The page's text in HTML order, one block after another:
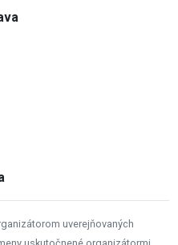
uverejňovaných